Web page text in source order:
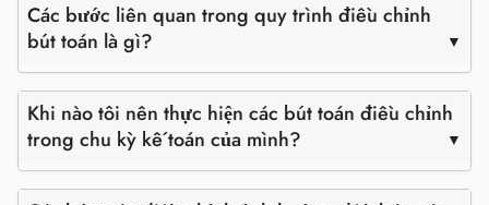
Các bước liên quan trong quy trình điều chỉnh
bút toán là gì?
Khi nào tôi nên thực hiện các bút toán điều chỉnh
trong chu kỳ kế toán của mình?